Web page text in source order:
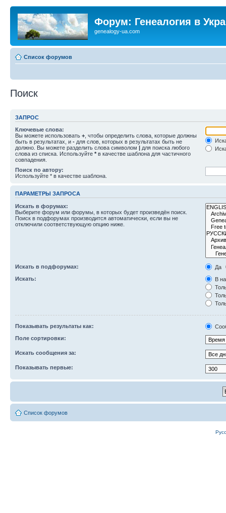
Форум: Генеалогия в
genealogy-ua.com
Список форумов
Поиск
ЗАПРОС
Ключевые слова:
Вы можете использовать + , чтобы определить слова, которые должны
быть в результатах, и - для слов, которых в результатах быть не
должно. Вы можете разделить слова символом | для поиска любого
слова из списка. Используйте * в качестве шаблона для частичного
совпадения.
Поиск по автору:
Используйте * в качестве шаблона.
ПАРАМЕТРЫ ЗАПРОСА
Искать в форумах:
Выберите форум или форумы, в которых будет произведён поиск.
Поиск в подфорумах производится автоматически, если вы не
отключили соответствующую опцию ниже.
Искать в подфорумах:
Да
Искать:
В
Показывать результаты как:
Поле сортировки:
Искать сообщения за:
Показывать первые:
Список форумов